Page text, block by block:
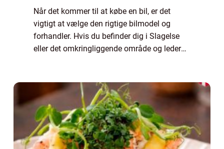
Når det kommer til at købe en bil, er det
vigtigt at vælge den rigtige bilmodel og
forhandler. Hvis du befinder dig i Slagelse
eller det omkringliggende område og leder